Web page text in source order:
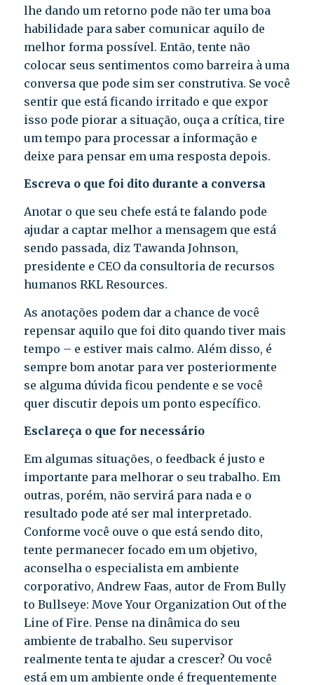
lhe dando um retorno pode não ter uma boa
habilidade para saber comunicar aquilo de
melhor forma possível. Então, tente não
colocar seus sentimentos como barreira à uma
conversa que pode sim ser construtiva. Se você
sentir que está ficando irritado e que expor
isso pode piorar a situação, ouça a crítica, tire
um tempo para processar a informação e
deixe para pensar em uma resposta depois.
Escreva o que foi dito durante a conversa
Anotar o que seu chefe está te falando pode
ajudar a captar melhor a mensagem que está
sendo passada, diz Tawanda Johnson,
presidente e CEO da consultoria de recursos
humanos RKL Resources.
As anotações podem dar a chance de você
repensar aquilo que foi dito quando tiver mais
tempo – e estiver mais calmo. Além disso, é
sempre bom anotar para ver posteriormente
se alguma dúvida ficou pendente e se você
quer discutir depois um ponto específico.
Esclareça o que for necessário
Em algumas situações, o feedback é justo e
importante para melhorar o seu trabalho. Em
outras, porém, não servirá para nada e o
resultado pode até ser mal interpretado.
Conforme você ouve o que está sendo dito,
tente permanecer focado em um objetivo,
aconselha o especialista em ambiente
corporativo, Andrew Faas, autor de From Bully
to Bullseye: Move Your Organization Out of the
Line of Fire. Pense na dinâmica do seu
ambiente de trabalho. Seu supervisor
realmente tenta te ajudar a crescer? Ou você
está em um ambiente onde é frequentemente